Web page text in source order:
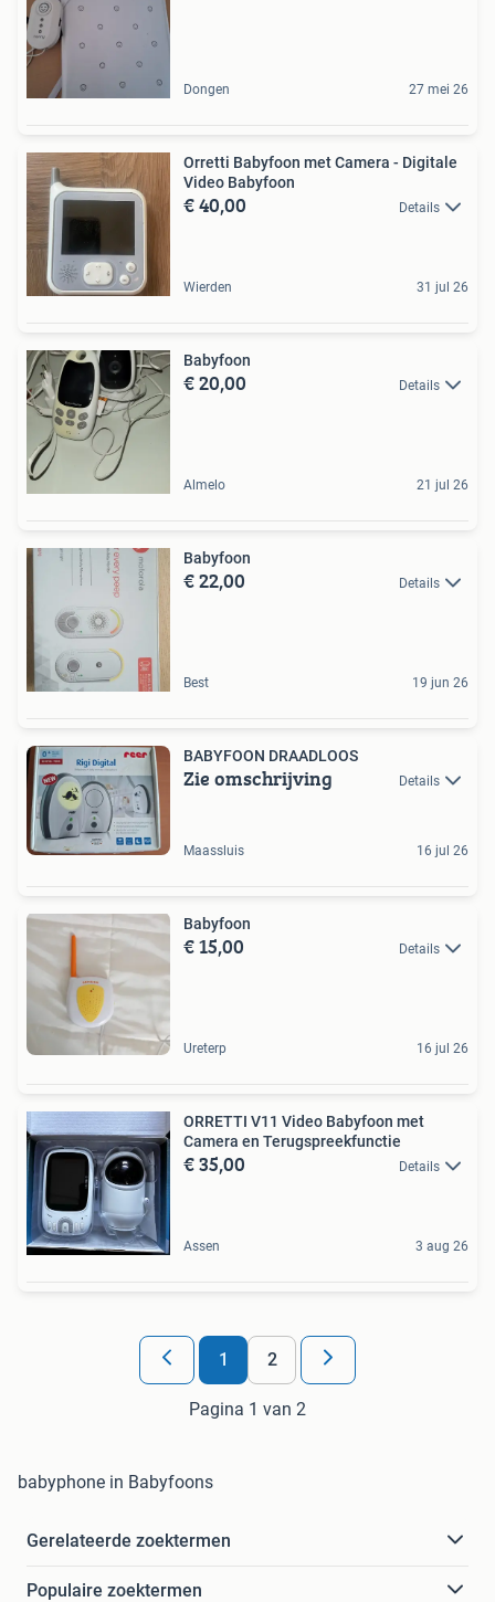
Dongen 27 mei 26
Orretti Babyfoon met Camera - Digitale
Video Babyfoon
€ 40,00 Details
Wierden 31 jul 26
Babyfoon
€ 20,00 Details
Almelo 21 jul 26
Babyfoon
€ 22,00 Details
Best 19 jun 26
BABYFOON DRAADLOOS
Zie omschrijving Details
Maassluis 16 jul 26
Babyfoon
€ 15,00 Details
Ureterp 16 jul 26
ORRETTI V11 Video Babyfoon met
Camera en Terugspreekfunctie
€ 35,00 Details
Assen 3 aug 26
1 2
Pagina 1 van 2
babyphone in Babyfoons
Gerelateerde zoektermen
Populaire zoektermen